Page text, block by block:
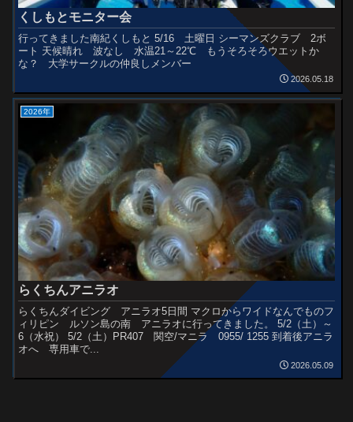
くしもとモニター会
行ってきました南紀くしもと 5/16 土曜日 シーマンズクラブ 2ボ
ート 天候晴れ 波なし 水温21～22℃ もうそろそろウエットか
な？ 大学サークルの仲良しメンバー
2026.05.18
2026年
らくちんアニラオ
らくちんダイビング アニラオ5日間 マクロからワイドなんでものフ
ィリピン ルソン島の南 アニラオに行ってきました。 5/2（土）～
6（水祝） 5/2（土）PR407 関空/マニラ 0955/ 1255 到着後アニラ
オへ 専用車で...
2026.05.09